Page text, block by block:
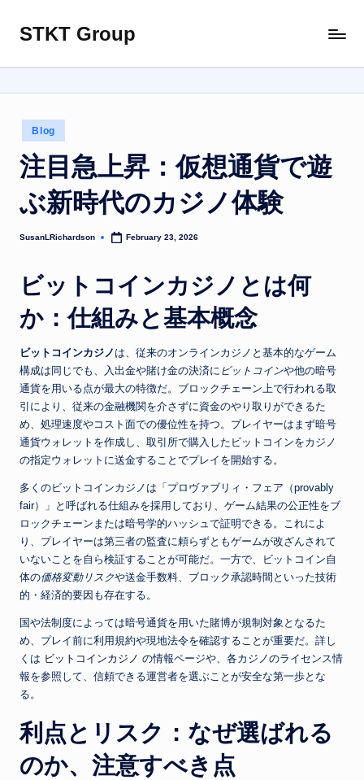
Skip
content
STKT Group
with
Every
Sphere
Posted
in
Blog
注目急上昇：仮想通貨で遊
ぶ新時代のカジノ体験
Posted
SusanLRichardson February 23, 2026
ビットコインカジノとは何
か：仕組みと基本概念
ビットコインカジノ は、従来のオンラインカジノと基本的なゲーム
構成は同じでも、入出金や賭け金の決済に ビットコインや他の暗号
通貨を用いる点が最大の特徴だ。ブロックチェーン上で行われる取
引により、従来の金融機関を介さずに資金のやり取りができるた
め、処理速度やコスト面での優位性を持つ。プレイヤーはまず暗号
通貨ウォレットを作成し、取引所で購入したビットコインをカジノ
の指定ウォレットに送金することでプレイを開始する。
多くのビットコインカジノは「プロヴァブリィ・フェア（provably
fair）」と呼ばれる仕組みを採用しており、ゲーム結果の公正性をブ
ロックチェーンまたは暗号学的ハッシュで証明できる。これによ
り、プレイヤーは第三者の監査に頼らずともゲームが改ざんされて
いないことを自ら検証することが可能だ。一方で、ビットコイン自
体の価格変動リスクや送金手数料、ブロック承認時間といった技術
的・経済的要因も存在する。
国や法制度によっては暗号通貨を用いた賭博が規制対象となるた
め、プレイ前に利用規約や現地法令を確認することが重要だ。詳し
くは ビットコインカジノ の情報ページや、各カジノのライセンス情
報を参照して、信頼できる運営者を選ぶことが安全な第一歩とな
る。
利点とリスク：なぜ選ばれる
のか、注意すべき点